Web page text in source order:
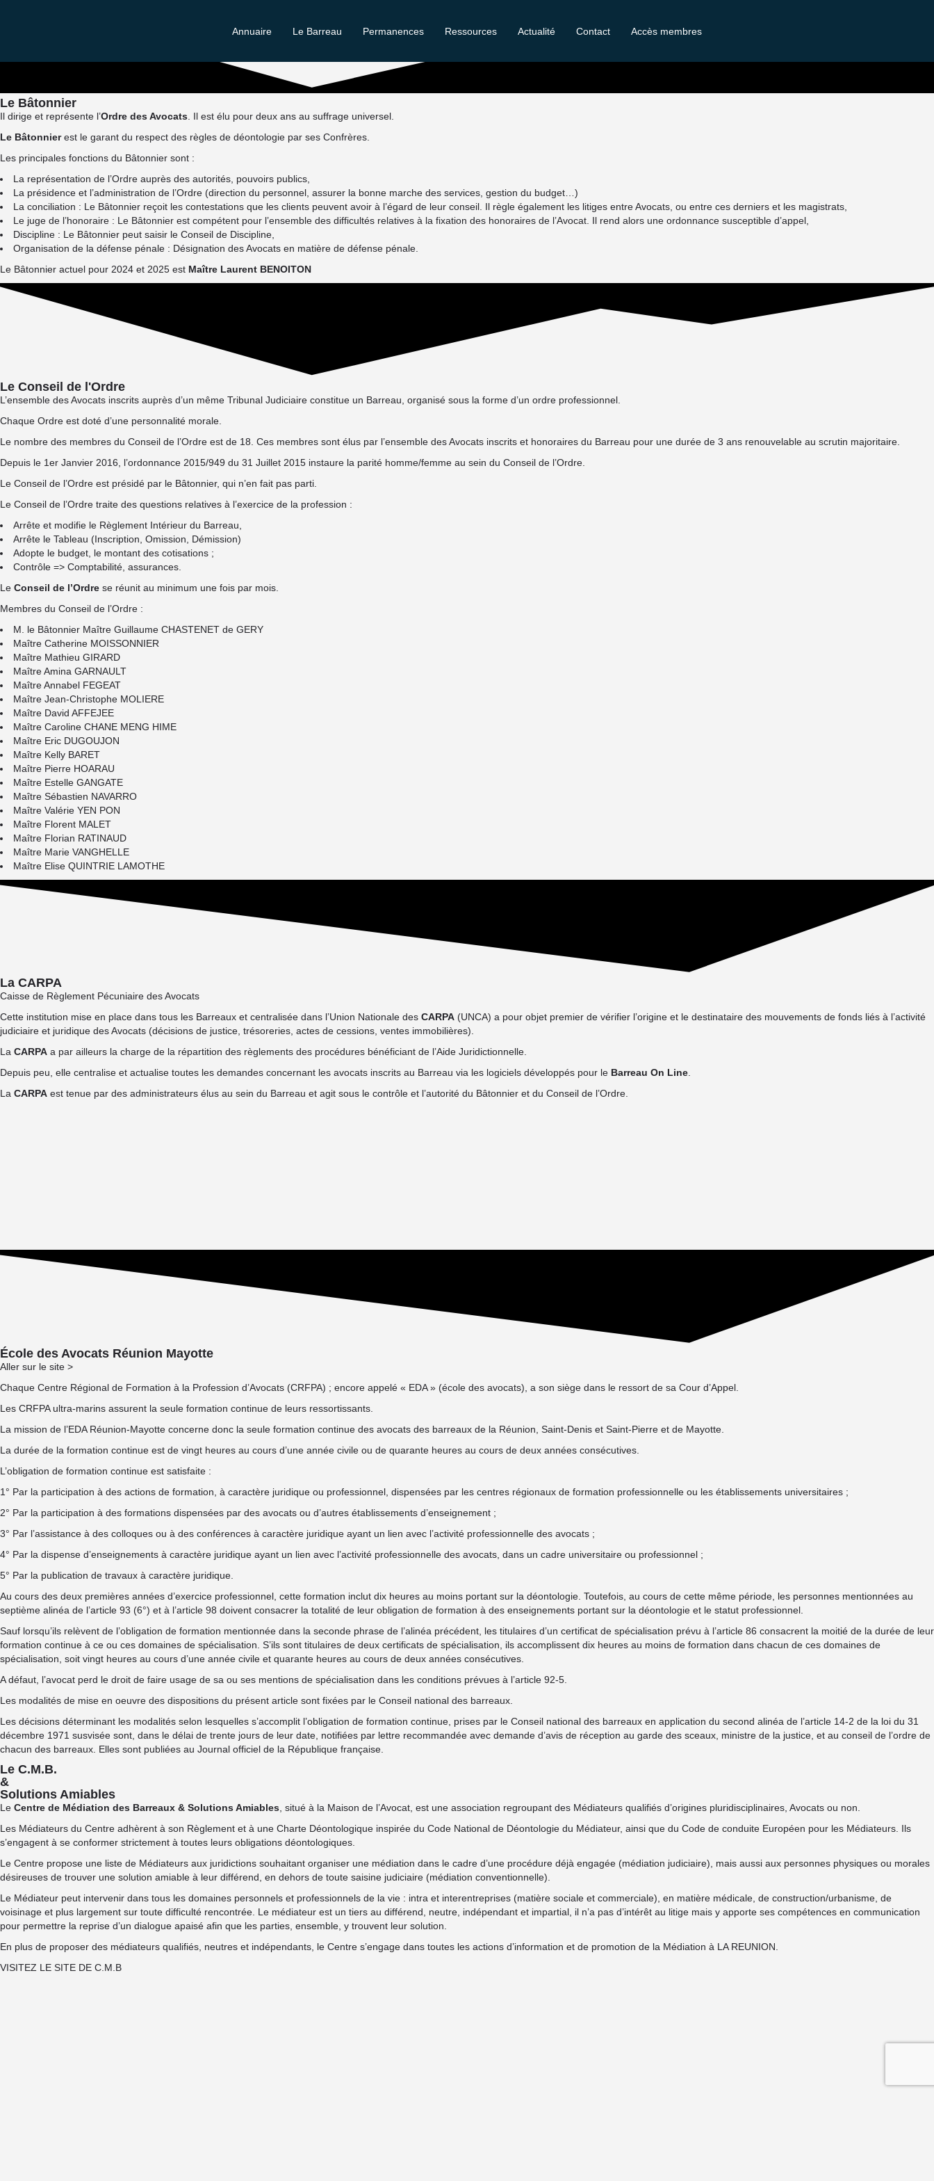
Annuaire Le Barreau Permanences Ressources Actualité Contact Accès membres
Le Bâtonnier
Il dirige et représente l’Ordre des Avocats. Il est élu pour deux ans au suffrage universel.
Le Bâtonnierest le garant du respect des règles de déontologie par ses Confrères.
Les principales fonctions du Bâtonnier sont :
La représentation de l’Ordre auprès des autorités, pouvoirs publics,
La présidence et l’administration de l’Ordre (direction du personnel, assurer la bonne marche des services, gestion du budget…)
La conciliation : Le Bâtonnier reçoit les contestations que les clients peuvent avoir à l’égard de leur conseil. Il règle également les litiges entre Avocats, ou entre ces derniers et les magistrats,
Le juge de l’honoraire : Le Bâtonnier est compétent pour l’ensemble des difficultés relatives à la fixation des honoraires de l’Avocat. Il rend alors une ordonnance susceptible d’appel,
Discipline : Le Bâtonnier peut saisir le Conseil de Discipline,
Organisation de la défense pénale : Désignation des Avocats en matière de défense pénale.
Le Bâtonnier actuel pour 2024 et 2025 est Maître Laurent BENOITON
Le Conseil de l'Ordre
L’ensemble des Avocats inscrits auprès d’un même Tribunal Judiciaire constitue un Barreau, organisé sous la forme d’un ordre professionnel.
Chaque Ordre est doté d’une personnalité morale.
Le nombre des membres du Conseil de l’Ordre est de 18. Ces membres sont élus par l’ensemble des Avocats inscrits et honoraires du Barreau pour une durée de 3 ans renouvelable au scrutin majoritaire.
Depuis le 1er Janvier 2016, l’ordonnance 2015/949 du 31 Juillet 2015 instaure la parité homme/femme au sein du Conseil de l’Ordre.
Le Conseil de l’Ordre est présidé par le Bâtonnier, qui n’en fait pas parti.
Le Conseil de l’Ordre traite des questions relatives à l’exercice de la profession :
Arrête et modifie le Règlement Intérieur du Barreau,
Arrête le Tableau (Inscription, Omission, Démission)
Adopte le budget, le montant des cotisations ;
Contrôle => Comptabilité, assurances.
Le Conseil de l’Ordre se réunit au minimum une fois par mois.
Membres du Conseil de l’Ordre :
M. le Bâtonnier Maître Guillaume CHASTENET de GERY
Maître Catherine MOISSONNIER
Maître Mathieu GIRARD
Maître Amina GARNAULT
Maître Annabel FEGEAT
Maître Jean-Christophe MOLIERE
Maître David AFFEJEE
Maître Caroline CHANE MENG HIME
Maître Eric DUGOUJON
Maître Kelly BARET
Maître Pierre HOARAU
Maître Estelle GANGATE
Maître Sébastien NAVARRO
Maître Valérie YEN PON
Maître Florent MALET
Maître Florian RATINAUD
Maître Marie VANGHELLE
Maître Elise QUINTRIE LAMOTHE
La CARPA
Caisse de Règlement Pécuniaire des Avocats
Cette institution mise en place dans tous les Barreaux et centralisée dans l’Union Nationale des CARPA (UNCA) a pour objet premier de vérifier l’origine et le destinataire des mouvements de fonds liés à l’activité
judiciaire et juridique des Avocats (décisions de justice, trésoreries, actes de cessions, ventes immobilières).
La CARPA a par ailleurs la charge de la répartition des règlements des procédures bénéficiant de l’Aide Juridictionnelle.
Depuis peu, elle centralise et actualise toutes les demandes concernant les avocats inscrits au Barreau via les logiciels développés pour le Barreau On Line
La CARPA est tenue par des administrateurs élus au sein du Barreau et agit sous le contrôle et l’autorité du Bâtonnier et du Conseil de l’Ordre.
École des Avocats Réunion Mayotte
Aller sur le site >
Chaque Centre Régional de Formation à la Profession d’Avocats (CRFPA) ; encore appelé « EDA » (école des avocats), a son siège dans le ressort de sa Cour d’Appel.
Les CRFPA ultra-marins assurent la seule formation continue de leurs ressortissants.
La mission de l’EDA Réunion-Mayotte concerne donc la seule formation continue des avocats des barreaux de la Réunion, Saint-Denis et Saint-Pierre et de Mayotte.
La durée de la formation continue est de vingt heures au cours d’une année civile ou de quarante heures au cours de deux années consécutives.
L’obligation de formation continue est satisfaite :
1° Par la participation à des actions de formation, à caractère juridique ou professionnel, dispensées par les centres régionaux de formation professionnelle ou les établissements universitaires ;
2° Par la participation à des formations dispensées par des avocats ou d’autres établissements d’enseignement ;
3° Par l’assistance à des colloques ou à des conférences à caractère juridique ayant un lien avec l’activité professionnelle des avocats ;
4° Par la dispense d’enseignements à caractère juridique ayant un lien avec l’activité professionnelle des avocats, dans un cadre universitaire ou professionnel ;
5° Par la publication de travaux à caractère juridique.
Au cours des deux premières années d’exercice professionnel, cette formation inclut dix heures au moins portant sur la déontologie. Toutefois, au cours de cette même période, les personnes mentionnées au
septième alinéa de l’article 93 (6°) et à l’article 98 doivent consacrer la totalité de leur obligation de formation à des enseignements portant sur la déontologie et le statut professionnel.
Sauf lorsqu’ils relèvent de l’obligation de formation mentionnée dans la seconde phrase de l’alinéa précédent, les titulaires d’un certificat de spécialisation prévu à l’article 86 consacrent la moitié de la durée de leur
formation continue à ce ou ces domaines de spécialisation. S’ils sont titulaires de deux certificats de spécialisation, ils accomplissent dix heures au moins de formation dans chacun de ces domaines de
spécialisation, soit vingt heures au cours d’une année civile et quarante heures au cours de deux années consécutives.
A défaut, l’avocat perd le droit de faire usage de sa ou ses mentions de spécialisation dans les conditions prévues à l’article 92-5.
Les modalités de mise en oeuvre des dispositions du présent article sont fixées par le Conseil national des barreaux.
Les décisions déterminant les modalités selon lesquelles s’accomplit l’obligation de formation continue, prises par le Conseil national des barreaux en application du second alinéa de l’article 14-2 de la loi du 31
décembre 1971 susvisée sont, dans le délai de trente jours de leur date, notifiées par lettre recommandée avec demande d’avis de réception au garde des sceaux, ministre de la justice, et au conseil de l’ordre de
chacun des barreaux. Elles sont publiées au Journal officiel de la République française.
Le C.M.B.
&
Solutions Amiables
Le Centre de Médiation des Barreaux & Solutions Amiables , situé à la Maison de l’Avocat, est une association regroupant des Médiateurs qualifiés d’origines pluridisciplinaires, Avocats ou non.
Les Médiateurs du Centre adhèrent à son Règlement et à une Charte Déontologique inspirée du Code National de Déontologie du Médiateur, ainsi que du Code de conduite Européen pour les Médiateurs. Ils
s’engagent à se conformer strictement à toutes leurs obligations déontologiques.
Le Centre propose une liste de Médiateurs aux juridictions souhaitant organiser une médiation dans le cadre d’une procédure déjà engagée (médiation judiciaire), mais aussi aux personnes physiques ou morales
désireuses de trouver une solution amiable à leur différend, en dehors de toute saisine judiciaire (médiation conventionnelle).
Le Médiateur peut intervenir dans tous les domaines personnels et professionnels de la vie : intra et interentreprises (matière sociale et commerciale), en matière médicale, de construction/urbanisme, de
voisinage et plus largement sur toute difficulté rencontrée. Le médiateur est un tiers au différend, neutre, indépendant et impartial, il n’a pas d’intérêt au litige mais y apporte ses compétences en communication
pour permettre la reprise d’un dialogue apaisé afin que les parties, ensemble, y trouvent leur solution.
En plus de proposer des médiateurs qualifiés, neutres et indépendants, le Centre s’engage dans toutes les actions d’information et de promotion de la Médiation à LA REUNION.
VISITEZ LE SITE DE C.M.B